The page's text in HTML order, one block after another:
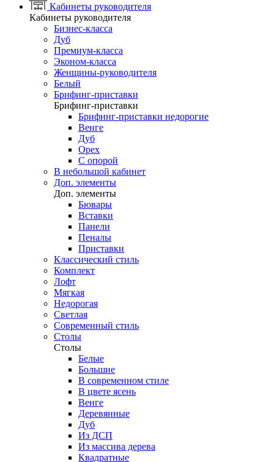
Кабинеты руководителя
Кабинеты руководителя
Бизнес-класса
Дуб
Премиум-класса
Эконом-класса
Женщины-руководителя
Белый
Брифинг-приставки
Брифинг-приставки
Брифинг-приставки недорогие
Венге
Дуб
Орех
С опорой
В небольшой кабинет
Доп. элементы
Доп. элементы
Бювары
Вставки
Панели
Пеналы
Приставки
Классический стиль
Комплект
Лофт
Мягкая
Недорогая
Светлая
Современный стиль
Столы
Столы
Белые
Большие
В современном стиле
В цвете ясень
Венге
Деревянные
Дуб
Из ДСП
Из массива дерева
Квадратные